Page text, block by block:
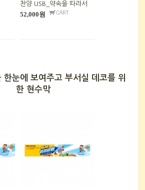
찬양 USB_약속을 따라서
52,000원
한눈에 보여주고 부서실 데코를 위
한 현수막